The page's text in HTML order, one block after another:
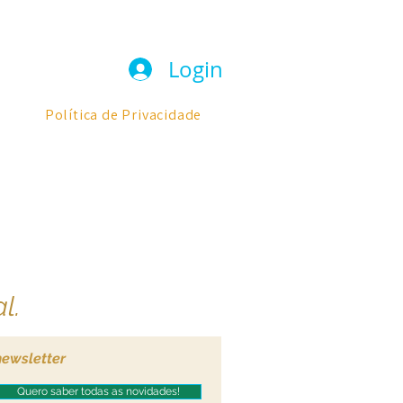
Login
Política de Privacidade
Quero saber todas as novidades!